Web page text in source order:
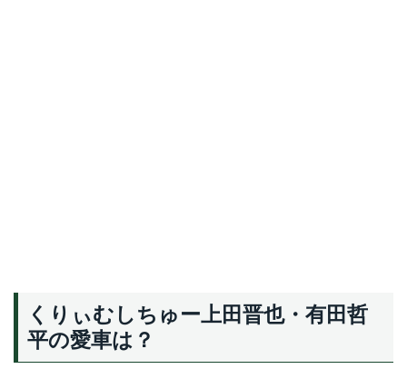
くりぃむしちゅー上田晋也・有田哲
平の愛車は？